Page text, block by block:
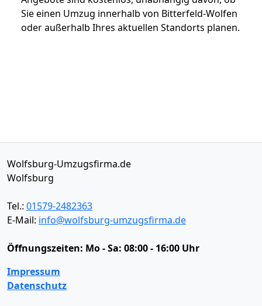
Sie einen Umzug innerhalb von Bitterfeld-Wolfen
oder außerhalb Ihres aktuellen Standorts planen.
Wolfsburg-Umzugsfirma.de
Wolfsburg
Tel.: 01579-2482363
E-Mail: info@wolfsburg-umzugsfirma.de
Öffnungszeiten: Mo - Sa: 08:00 - 16:00 Uhr
Impressum
Datenschutz